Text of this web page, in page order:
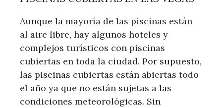
Aunque la mayoría de las piscinas están
al aire libre, hay algunos hoteles y
complejos turísticos con piscinas
cubiertas en toda la ciudad. Por supuesto,
las piscinas cubiertas están abiertas todo
el año ya que no están sujetas a las
condiciones meteorológicas. Sin